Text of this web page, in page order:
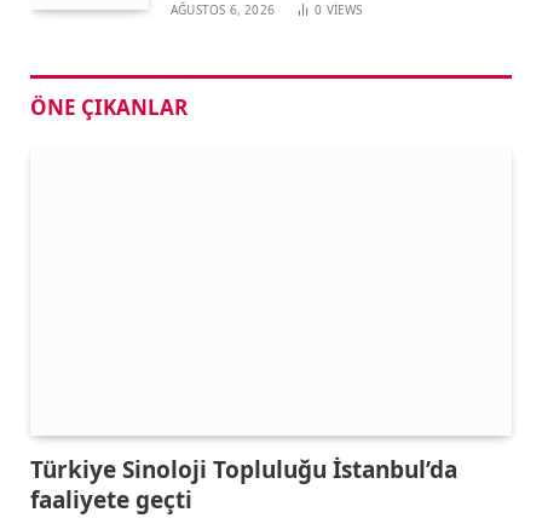
AĞUSTOS 6, 2026 0 VIEWS
ÖNE ÇIKANLAR
Türkiye Sinoloji Topluluğu İstanbul’da
faaliyete geçti